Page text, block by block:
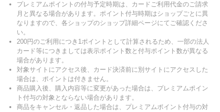
プレミアムポイントの付与予定時期は、カードご利用代金のご請求
月と異なる場合があります。ポイント付与時期はショップごとに異
なりますので、各ショップのショップ詳細ページにてご確認くださ
い。
200円のご利用につき1ポイントとして計算されるため、一部の法人
カード等につきましては表示ポイント数と付与ポイント数が異なる
場合があります。
対象サイトにアクセス後、カード決済前に別サイトにアクセスした
場合は、ポイントは付きません。
商品購入後、購入内容等に変更があった場合は、プレミアムポイン
ト付与の対象とならない場合があります。
商品をキャンセル・返品した場合は、プレミアムポイント付与の対